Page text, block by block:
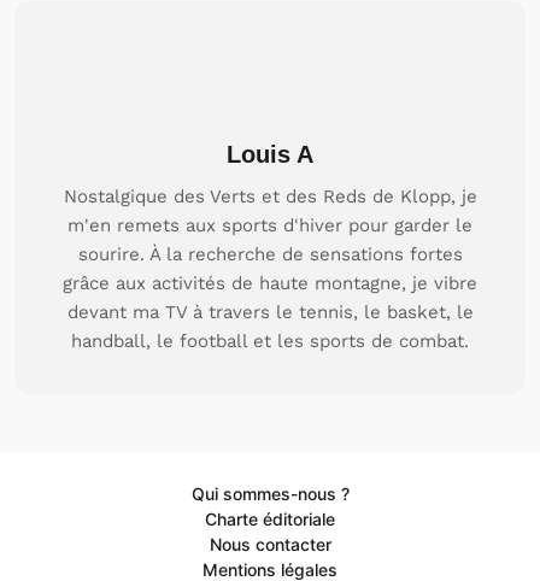
Louis A
Nostalgique des Verts et des Reds de Klopp, je
m'en remets aux sports d'hiver pour garder le
sourire. À la recherche de sensations fortes
grâce aux activités de haute montagne, je vibre
devant ma TV à travers le tennis, le basket, le
handball, le football et les sports de combat.
Qui sommes-nous ?
Charte éditoriale
Nous contacter
Mentions légales